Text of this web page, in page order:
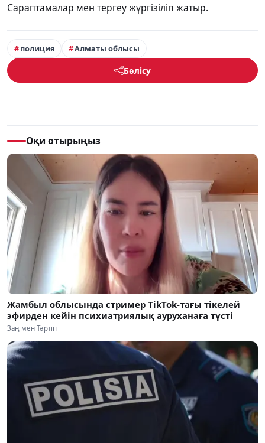
Сараптамалар мен тергеу жүргізіліп жатыр.
полиция Алматы облысы
Бөлісу
Оқи отырыңыз
Жамбыл облысында стример TikTok-тағы тікелей
эфирден кейін психиатриялық ауруханаға түсті
Заң мен Тәртіп